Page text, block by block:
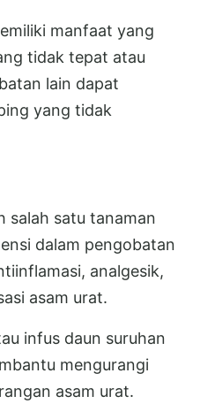
manfaat yang
tidak tepat atau
lain dapat
yang tidak
salah satu tanaman
dalam pengobatan
analgesik,
asam urat.
infus daun suruhan
mengurangi
asam urat.